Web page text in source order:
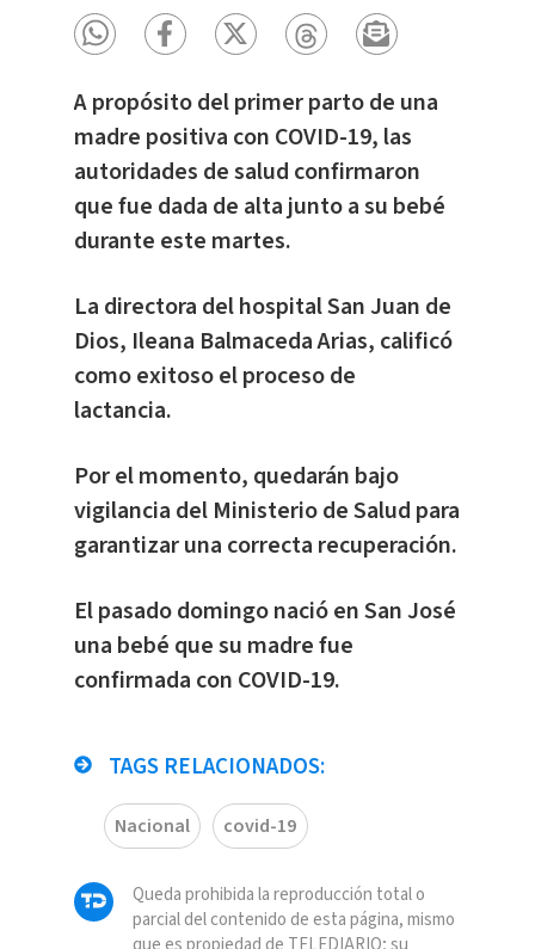
A propósito del primer parto de una
madre positiva con COVID-19, las
autoridades de salud confirmaron
que fue dada de alta junto a su bebé
durante este martes.
La directora del hospital San Juan de
Dios, Ileana Balmaceda Arias, calificó
como exitoso el proceso de
lactancia.
Por el momento, quedarán bajo
vigilancia del Ministerio de Salud para
garantizar una correcta recuperación.
El pasado domingo nació en San José
una bebé que su madre fue
confirmada con COVID-19.
TAGS RELACIONADOS:
Nacional covid-19
Queda prohibida la reproducción total o
parcial del contenido de esta página, mismo